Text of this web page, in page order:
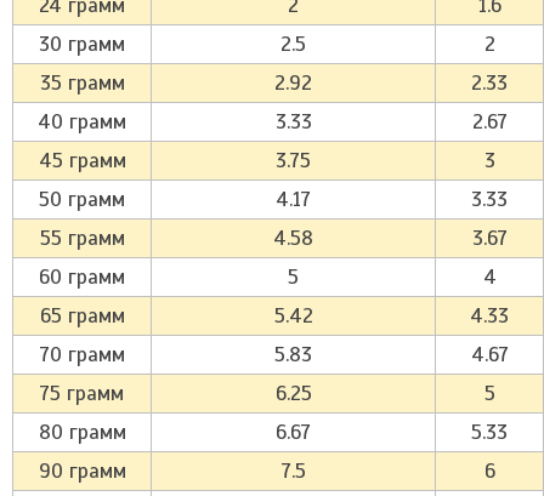
24 грамм
2
1.6
30 грамм
2.5
2
35 грамм
2.92
2.33
40 грамм
3.33
2.67
45 грамм
3.75
3
50 грамм
4.17
3.33
55 грамм
4.58
3.67
60 грамм
5
4
65 грамм
5.42
4.33
70 грамм
5.83
4.67
75 грамм
6.25
5
80 грамм
6.67
5.33
90 грамм
7.5
6